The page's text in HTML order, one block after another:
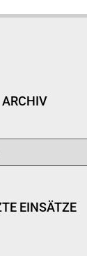
ARCHIV
EINSÄTZE